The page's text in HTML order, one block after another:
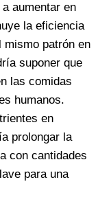
aumentar en
la eficiencia
mismo patrón en
suponer que
las comidas
humanos.
en
prolongar la
con cantidades
para una